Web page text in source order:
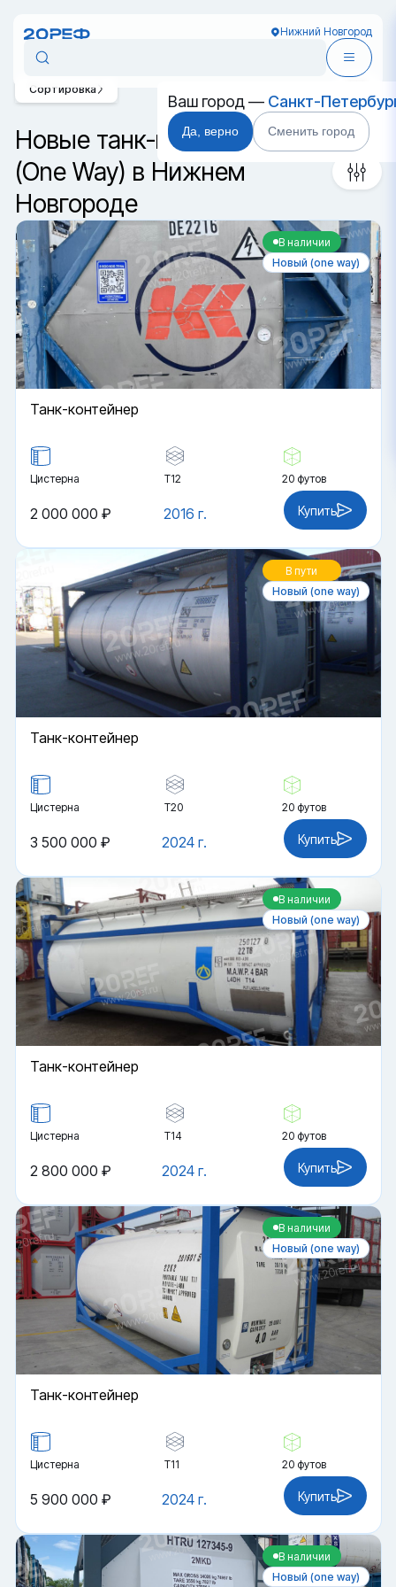
Нижний Новгород
Ваш город — Санкт-
Да, верно Сменить город
Новые танк-контейнеры
(One Way) в Нижнем
Новгороде
Сортировка
В наличии
Новый (one way)
Танк-контейнер
Цистерна Т12 20 футов
2016 г.
2 000 000 ₽ Купить
В пути
Новый (one way)
Танк-контейнер
Цистерна Т20 20 футов
2024 г.
3 500 000 ₽ Купить
В наличии
Новый (one way)
Танк-контейнер
Цистерна Т14 20 футов
2024 г.
2 800 000 ₽ Купить
В наличии
Новый (one way)
Танк-контейнер
Цистерна Т11 20 футов
2024 г.
5 900 000 ₽ Купить
В наличии
Новый (one way)